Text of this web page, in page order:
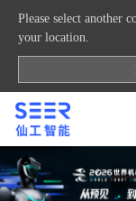
Please select another
your location.